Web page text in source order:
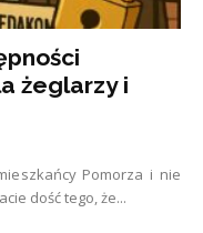
żeglarzy i
Pomorza i nie
dość tego, że...